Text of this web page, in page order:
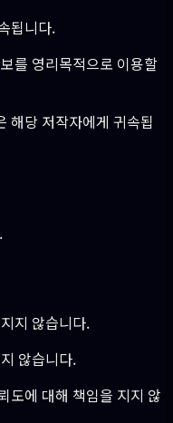
됩니다.
를 영리목적으로 이용할
해당 저작자에게 귀속됩
지 않습니다.
않습니다.
도에 대해 책임을 지지 않